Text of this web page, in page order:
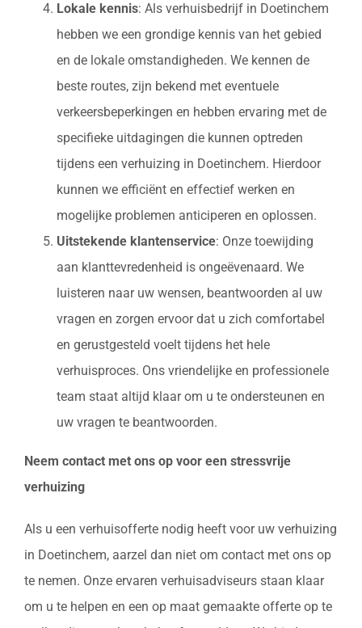
Lokale kennis: Als verhuisbedrijf in Doetinchem
hebben we een grondige kennis van het gebied
en de lokale omstandigheden. We kennen de
beste routes, zijn bekend met eventuele
verkeersbeperkingen en hebben ervaring met de
specifieke uitdagingen die kunnen optreden
tijdens een verhuizing in Doetinchem. Hierdoor
kunnen we efficiënt en effectief werken en
mogelijke problemen anticiperen en oplossen.
Uitstekende klantenservice: Onze toewijding
aan klanttevredenheid is ongeëvenaard. We
luisteren naar uw wensen, beantwoorden al uw
vragen en zorgen ervoor dat u zich comfortabel
en gerustgesteld voelt tijdens het hele
verhuisproces. Ons vriendelijke en professionele
team staat altijd klaar om u te ondersteunen en
uw vragen te beantwoorden.
Neem contact met ons op voor een stressvrije
verhuizing
Als u een verhuisofferte nodig heeft voor uw verhuizing
in Doetinchem, aarzel dan niet om contact met ons op
te nemen. Onze ervaren verhuisadviseurs staan klaar
om u te helpen en een op maat gemaakte offerte op te